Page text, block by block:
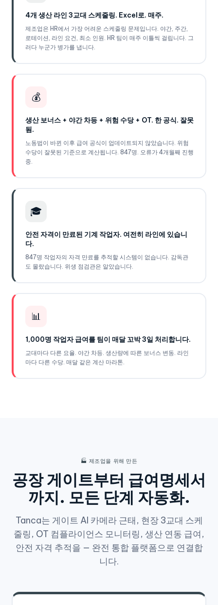
4개 생산 라인 3교대 스케줄링. Excel로. 매주.
제조업은 HR에서 가장 어려운 스케줄링 문제입니다. 야간, 주간,
로테이션, 라인 요건, 최소 인원. HR 팀이 매주 이틀씩 걸립니다. 그
러다 누군가 병가를 냅니다.
💰
생산 보너스 + 야간 차등 + 위험 수당 + OT. 한 공식. 잘못
됨.
노동법이 바뀐 이후 급여 공식이 업데이트되지 않았습니다. 위험
수당이 잘못된 기준으로 계산됩니다. 847명. 오류가 4개월째 진행
중.
🎓
안전 자격이 만료된 기계 작업자. 여전히 라인에 있습니
다.
847명 작업자의 자격 만료를 추적할 시스템이 없습니다. 감독관
도 몰랐습니다. 위생 점검관은 알았습니다.
📊
1,000명 작업자 급여를 팀이 매달 꼬박 3일 처리합니다.
교대마다 다른 요율. 야간 차등. 생산량에 따른 보너스 변동. 라인
마다 다른 수당. 매달 같은 계산 마라톤.
🏭 제조업을 위해 만든
공장 게이트부터 급여명세서
까지. 모든 단계 자동화.
Tanca는 게이트 AI 카메라 근태, 현장 3교대 스케
줄링, OT 컴플라이언스 모니터링, 생산 연동 급여,
안전 자격 추적을 — 완전 통합 플랫폼으로 연결합
니다.